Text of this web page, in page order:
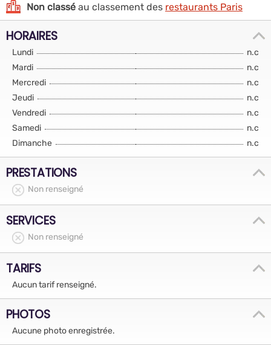
Non classé au classement des restaurants Paris
HORAIRES
Lundi
n.c
Mardi
n.c
Mercredi
n.c
Jeudi
n.c
Vendredi
n.c
Samedi
n.c
Dimanche
n.c
PRESTATIONS
Non renseigné
SERVICES
Non renseigné
TARIFS
Aucun tarif renseigné.
PHOTOS
Aucune photo enregistrée.